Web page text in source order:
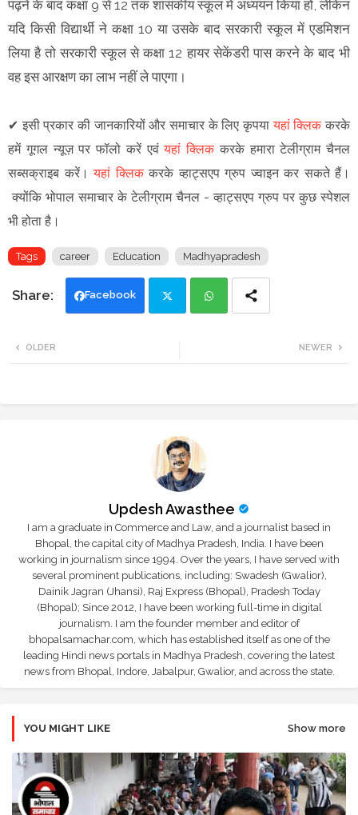
पढ़ने के बाद कक्षा 9 से 12 तक शासकीय स्कूल में अध्ययन किया हो, लेकिन
यदि किसी विद्यार्थी ने कक्षा 10 या उसके बाद सरकारी स्कूल में एडमिशन
लिया है तो सरकारी स्कूल से कक्षा 12 हायर सेकेंडरी पास करने के बाद भी
वह इस आरक्षण का लाभ नहीं ले पाएगा।
✔ इसी प्रकार की जानकारियों और समाचार के लिए कृपयायहां क्लिक करके
हमें गूगल न्यूज़ पर फॉलो करें एवंयहां क्लिक करके हमारा टेलीग्राम चैनल
सब्सक्राइब करें।यहां क्लिककरके व्हाट्सएप ग्रुप ज्वाइन कर सकते हैं ।
क्योंकि भोपाल समाचार के टेलीग्राम चैनल - व्हाट्सएप ग्रुप पर कुछ स्पेशल
भी होता है।
Tags career Education Madhyapradesh
Facebook
NEWER
OLDER
Updesh Awasthee
I am a graduate in Commerce and Law, and a journalist based in
Bhopal, the capital city of Madhya Pradesh, India. I have been
working in journalism since 1994. Over the years, I have served with
several prominent publications, including: Swadesh (Gwalior),
Dainik Jagran (Jhansi), Raj Express (Bhopal), Pradesh Today
(Bhopal); Since 2012, I have been working full-time in digital
journalism. I am the founder member and editor of
bhopalsamachar.com, which has established itself as one of the
leading Hindi news portals in Madhya Pradesh, covering the latest
news from Bhopal, Indore, Jabalpur, Gwalior, and across the state.
YOU MIGHT LIKE Show more